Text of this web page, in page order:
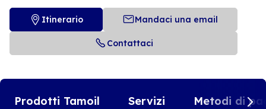
Itinerario Mandaci una email
Contattaci
Prodotti Tamoil Servizi Metodi di